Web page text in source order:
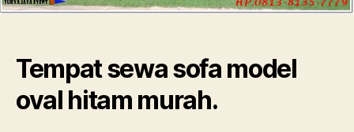
Tempat sewa sofa model
oval hitam murah.